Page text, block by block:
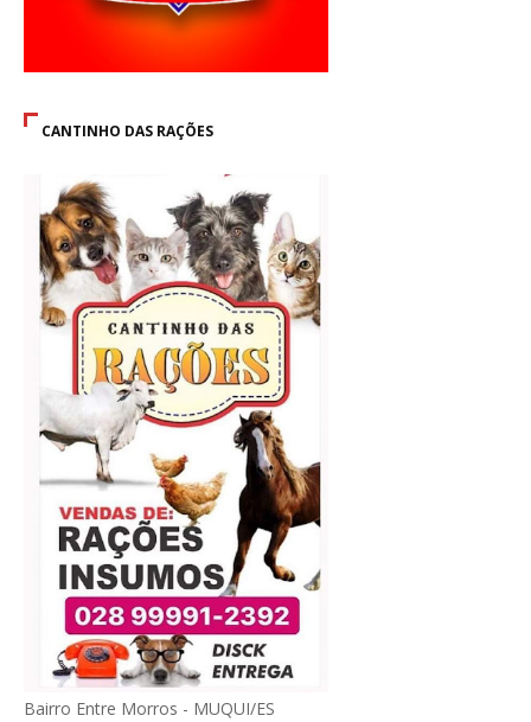
CANTINHO DAS RAÇÕES
Bairro Entre Morros - MUQUI/ES